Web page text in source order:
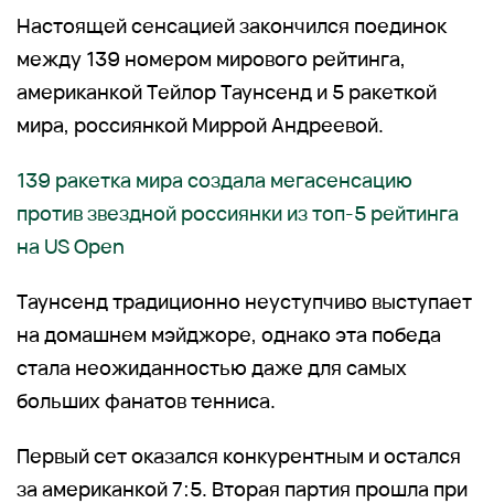
Настоящей сенсацией закончился поединок
между 139 номером мирового рейтинга,
американкой Тейлор Таунсенд и 5 ракеткой
мира, россиянкой Миррой Андреевой.
139 ракетка мира создала мегасенсацию
против звездной россиянки из топ-5 рейтинга
на US Open
Таунсенд традиционно неуступчиво выступает
на домашнем мэйджоре, однако эта победа
стала неожиданностью даже для самых
больших фанатов тенниса.
Первый сет оказался конкурентным и остался
за американкой 7:5. Вторая партия прошла при